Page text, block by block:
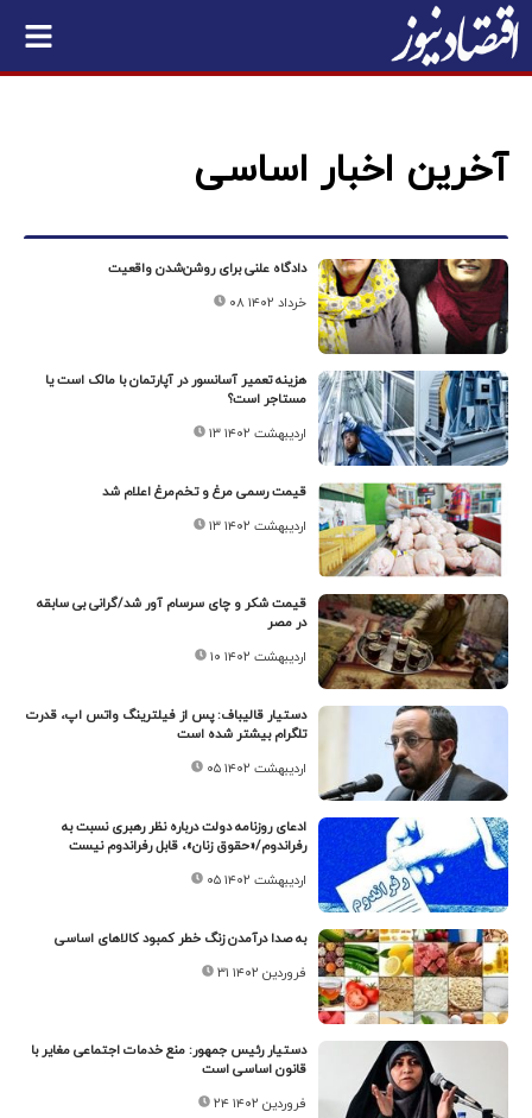
آخرین اخبار اساسی
دادگاه علنی برای روشن‌شدن واقعیت
۰۸ خرداد ۱۴۰۲
هزینه تعمیر آسانسور در آپارتمان با مالک است یا
مستاجر است؟
۱۳ اردیبهشت ۱۴۰۲
قیمت رسمی مرغ و تخم‌مرغ اعلام شد
۱۳ اردیبهشت ۱۴۰۲
قیمت شکر و چای سرسام آور شد/گرانی بی سابقه
در مصر
۱۰ اردیبهشت ۱۴۰۲
دستیار قالیباف: پس از فیلترینگ واتس اپ، قدرت
تلگرام بیشتر شده است
۰۵ اردیبهشت ۱۴۰۲
ادعای روزنامه دولت درباره نظر رهبری نسبت به
رفراندوم/«حقوق زنان»، قابل رفراندوم نیست
۰۵ اردیبهشت ۱۴۰۲
به صدا درآمدن زنگ خطر کمبود کالاهای اساسی
۳۱ فروردین ۱۴۰۲
دستیار رئیس جمهور: منع خدمات اجتماعی مغایر با
قانون اساسی است
۲۴ فروردین ۱۴۰۲